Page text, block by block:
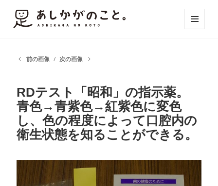
前の画像 次の画像
RDテスト「昭和」の指示薬。
青色→青紫色→紅紫色に変色
し、色の程度によって口腔内の
衛生状態を知ることができる。